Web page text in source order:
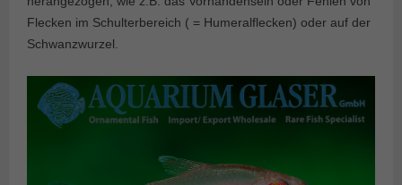
Flecken im Schulterbereich ( = Humeralflecken) oder auf der
Schwanzwurzel.